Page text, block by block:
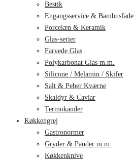
Bestik
Engangsservice & Bambusfade
Porcelæn & Keramik
Glas-serier
Farvede Glas
Polykarbonat Glas m.m.
Silicone / Melamin / Skifer
Salt & Peber Kværne
Skaldyr & Caviar
Termokander
Køkkengrej
Gastronormer
Gryder & Pander m.m.
Køkkenknive